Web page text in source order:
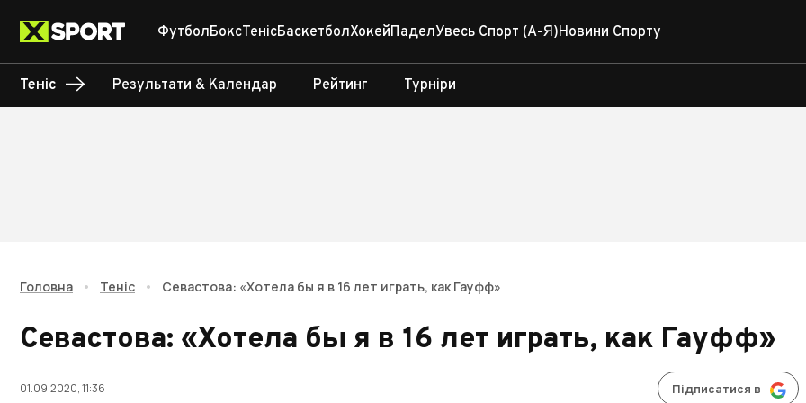
ФутболБоксТенісБаскетболХокейПаделУвесь Спорт (А-Я)Новини Спорту
Теніс Результати & Календар Рейтинг Турніри
Головна • Теніс • Севастова: «Хотела бы я в 16 лет играть, как Гауфф»
Севастова: «Хотела бы я в 16 лет играть, как Гауфф»
01.09.2020, 11:36 Підписатися в